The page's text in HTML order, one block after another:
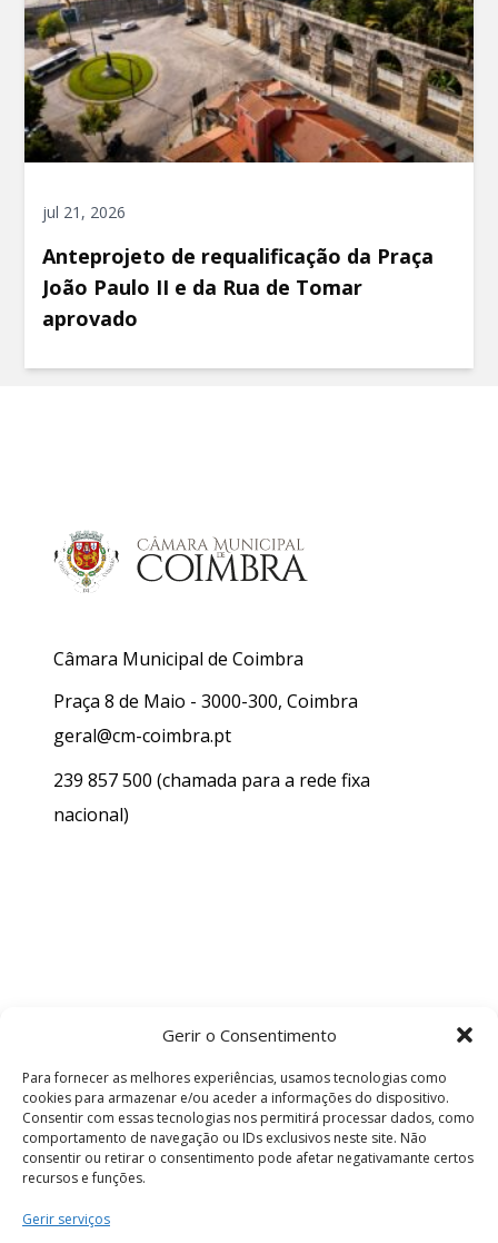
Gerir o Consentimento
Para fornecer as melhores experiências, usamos tecnologias como
cookies para armazenar e/ou aceder a informações do dispositivo.
Consentir com essas tecnologias nos permitirá processar dados, como
comportamento de navegação ou IDs exclusivos neste site. Não
consentir ou retirar o consentimento pode afetar negativamante certos
recursos e funções.
Gerir serviços
jul 21, 2026
Anteprojeto de requalificação da Praça
João Paulo II e da Rua de Tomar
aprovado
Câmara Municipal de Coimbra
Praça 8 de Maio - 3000-300, Coimbra
geral@cm-coimbra.pt
239 857 500 (chamada para a rede fixa
nacional)
Termos e Condições